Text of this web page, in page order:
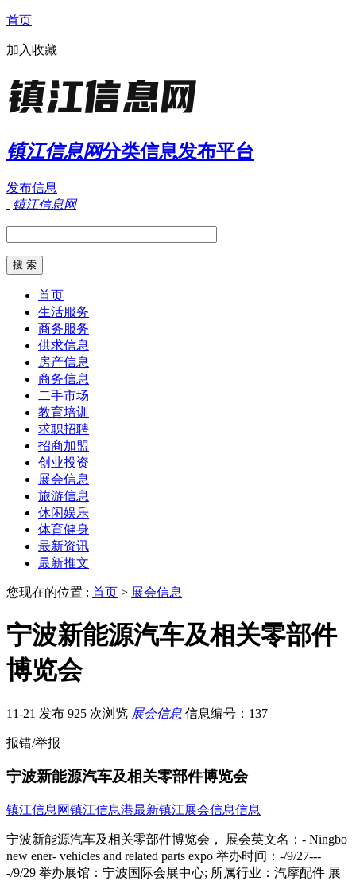
首页
加入收藏
镇江信息网分类信息发布平台
发布信息
镇江信息网
首页
生活服务
商务服务
供求信息
房产信息
商务信息
二手市场
教育培训
求职招聘
招商加盟
创业投资
展会信息
旅游信息
休闲娱乐
体育健身
最新资讯
最新推文
您现在的位置 : 首页 > 展会信息
宁波新能源汽车及相关零部件
博览会
11-21 发布 925 次浏览 展会信息 信息编号：137
报错/举报
宁波新能源汽车及相关零部件博览会
镇江信息网镇江信息港最新镇江展会信息信息
宁波新能源汽车及相关零部件博览会， 展会英文名：- Ningbo
new ener- vehicles and related parts expo 举办时间：-/9/27---
-/9/29 举办展馆：宁波国际会展中心; 所属行业：汽摩配件 展